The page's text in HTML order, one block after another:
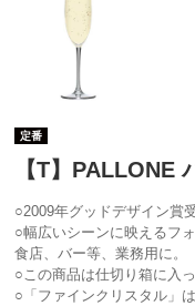
定番
【T】PALLONE
○2009年グッドデザイン賞
○幅広いシーンに映えるフ
食店、バー等、業務用に。
○この商品は仕切り箱に入
○「ファインクリスタル」